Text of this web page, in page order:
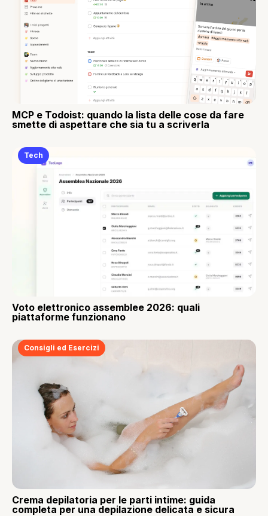
MCP e Todoist: quando la lista delle cose da fare
smette di aspettare che sia tu a scriverla
Tech
Voto elettronico assemblee 2026: quali
piattaforme funzionano
Consigli ed Esercizi
Crema depilatoria per le parti intime: guida
completa per una depilazione delicata e sicura